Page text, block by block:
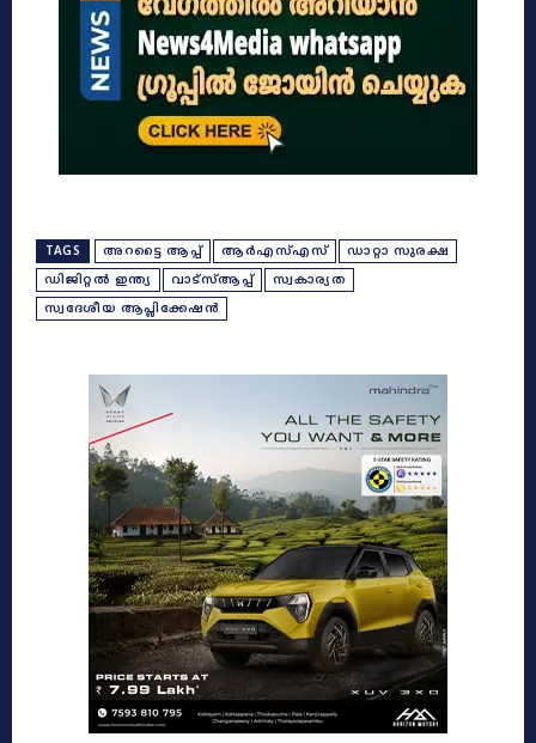
TAGS അറട്ടൈ ആപ്പ് ആർഎസ്എസ്
ഡാറ്റാ സുരക്ഷ
ഡിജിറ്റൽ ഇന്ത്യ
വാട്‌സ്ആപ്പ്
സ്വകാര്യത
സ്വദേശീയ ആപ്ലിക്കേഷൻ